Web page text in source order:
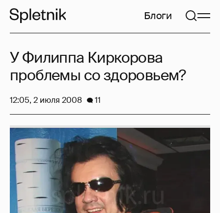
Блоги
У Филиппа Киркорова
проблемы со здоровьем?
12:05, 2 июля 2008 11